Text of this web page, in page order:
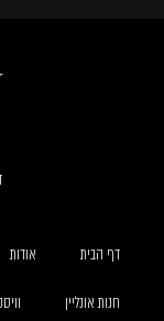
דף הבית
אודות
חנות אונליין